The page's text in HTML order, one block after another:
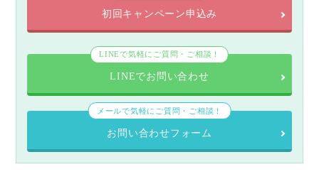
初回キャンペーン申込み
LINEで気軽にご質問・ご相談！
LINEでお問い合わせ
メールで気軽にご質問・ご相談！
お問い合わせフォーム